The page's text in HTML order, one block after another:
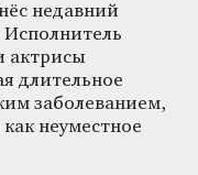
недавний
Исполнитель
актрисы
длительное
заболеванием,
неуместное